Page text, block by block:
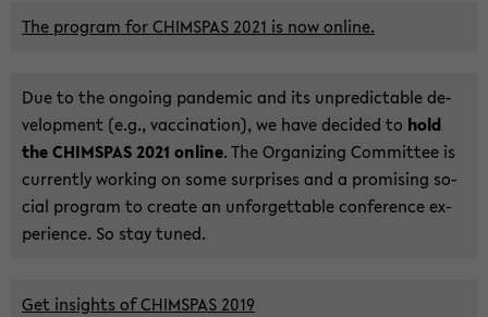
The pro­gram for CHIM­S­PAS 2021 is now on­line.
Due to the on­go­ing pan­de­mic and its un­pre­dic­ta­ble de­
ve­lo­p­ment (e.g., va­c­ci­na­ti­on), we have de­ci­ded to hold
the CHIM­S­PAS 2021 on­line. The Or­ga­ni­zing Com­mit­tee is
cur­r­ent­ly working on some sur­pri­ses and a pro­mi­sing so­
cial pro­gram to crea­te an unfor­get­t­a­ble con­fe­rence ex­
pe­ri­ence. So stay tuned.
Get in­sights of CHIM­S­PAS 2019